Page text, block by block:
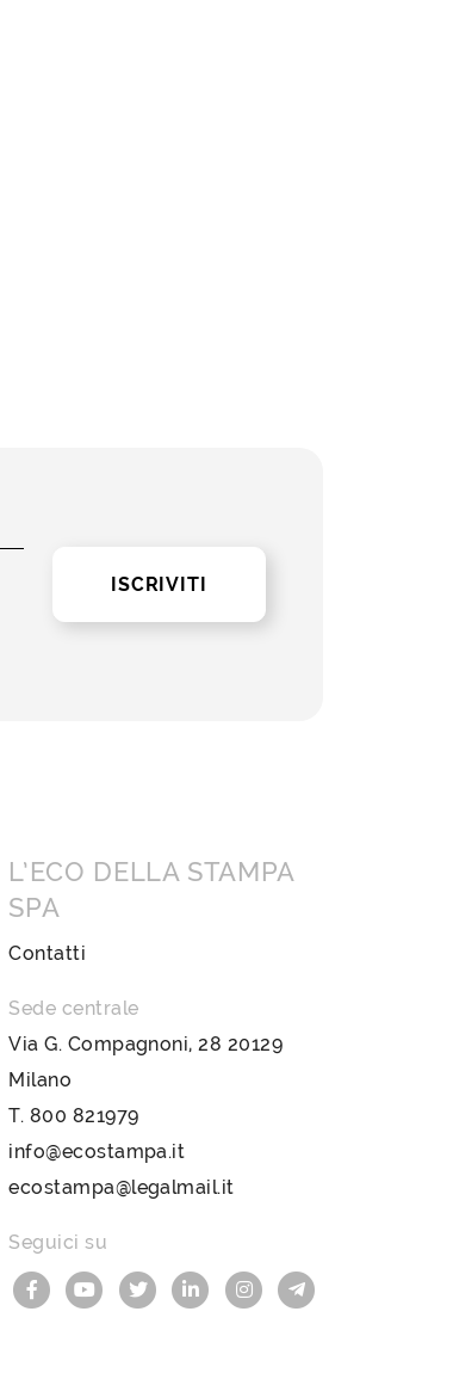
ISCRIVITI
L’ECO DELLA STAMPA
SPA
Contatti
Sede centrale
Via G. Compagnoni, 28 20129
Milano
T. 800 821979
info@ecostampa.it
ecostampa@legalmail.it
Seguici su